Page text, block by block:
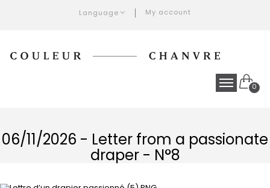
Language My account
0
06/11/2026 - Letter from a passionate
draper - N°8